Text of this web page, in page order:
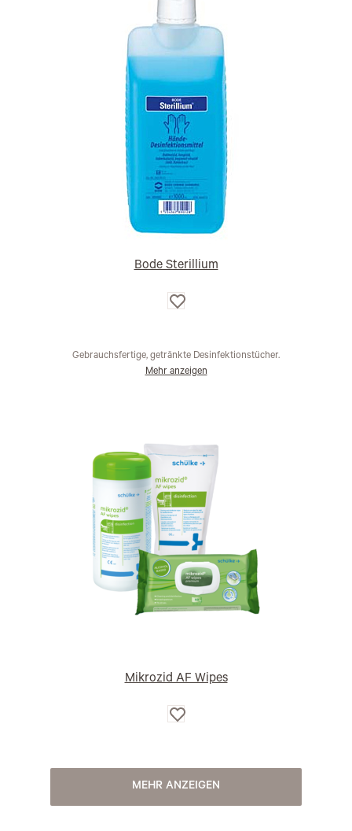
Bode Sterillium
Auf
die
Gebrauchsfertige, getränkte Desinfektionstücher.
Mehr anzeigen
Mikrozid AF Wipes
Auf
die
MEHR ANZEIGEN